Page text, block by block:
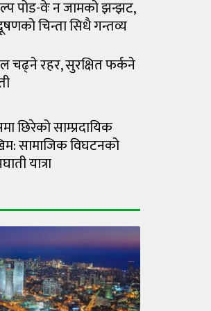
पोड-वेः न जामको झन्झट,
चिन्ता सिधै गन्तव्य
चढ्ने रहर, सुरक्षित फर्कने
छिरेको साम्प्रदायिक
सामाजिक विघटनको
यात्रा